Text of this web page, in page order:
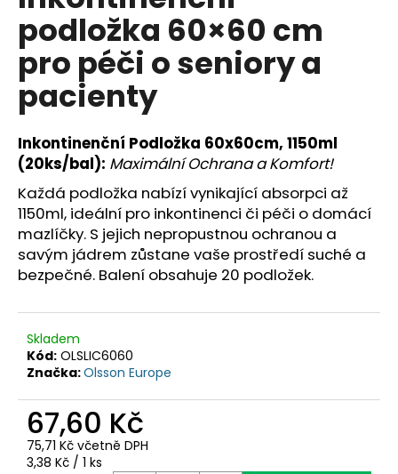
5
hvězdiček.
podložka 60×60 cm
pro péči o seniory a
pacienty
Inkontinenční Podložka 60x60cm, 1150ml
(20ks/bal): Maximální Ochrana a Komfort!️
Každá podložka nabízí vynikající absorpci až
1150ml, ideální pro inkontinenci či péči o domácí
mazlíčky. S jejich nepropustnou ochranou a
savým jádrem zůstane vaše prostředí suché a
bezpečné. Balení obsahuje 20 podložek.
Skladem
Kód: OLSLIC6060
Značka:Olsson Europe
67,60 Kč
75,71 Kč včetně DPH
Měrná
3,38 Kč / 1 ks
a
j
t
?
HLEDAT
D
o
u
č
u
e